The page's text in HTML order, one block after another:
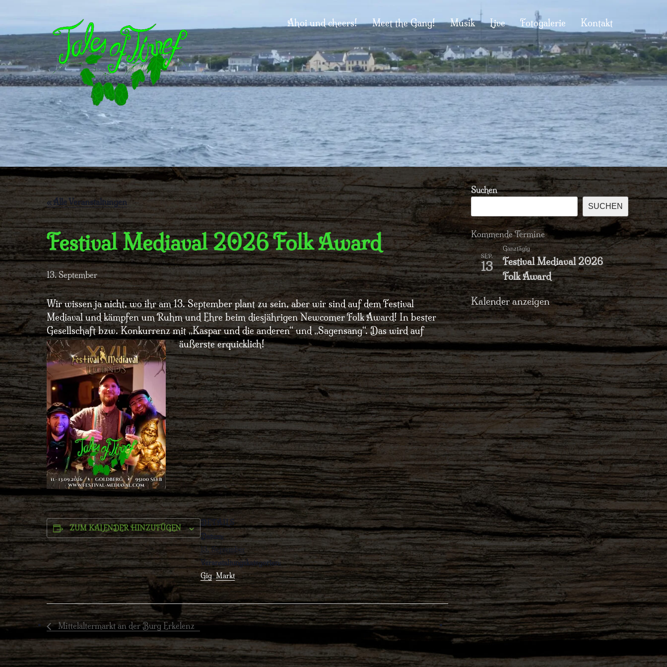
Ahoi und cheers! Meet the Gang! Musik Live Fotogalerie Kontakt
« Alle Veranstaltungen
Festival Mediaval 2026 Folk Award
13. September
Wir wissen ja nicht, wo ihr am 13. September plant zu sein, aber wir sind auf dem Festival
Mediaval und kämpfen um Ruhm und Ehre beim diesjährigen Newcomer Folk Award! In bester
Gesellschaft bzw. Konkurrenz mit „Kaspar und die anderen“ und „Sagensang“. Das wird auf
äußerste erquicklich!
ZUM KALENDER HINZUFÜGEN
DETAILS
Datum:
13. September
Veranstaltungskategorien:
Gig,Markt
Mittelaltermarkt an der Burg Erkelenz
Suchen
SUCHEN
Kommende Termine
SEP.
13
Ganztägig
Festival Mediaval 2026
Folk Award
Kalender anzeigen